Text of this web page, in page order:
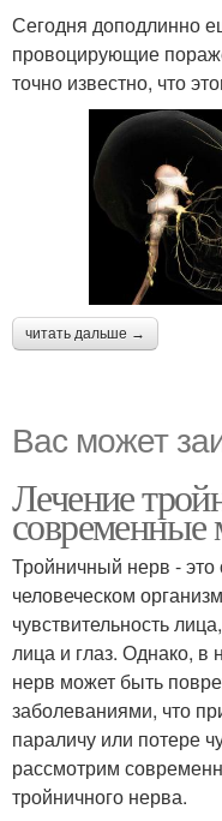
Сегодня доподлинно
провоцирующие
точно известно, что
читать дальше →
Вас может
Лечение
современные
Тройничный нерв -
человеческом
чувствительность
лица и глаз. Однако, в
нерв может быть
заболеваниями, что
параличу или потере
рассмотрим
тройничного нерва.